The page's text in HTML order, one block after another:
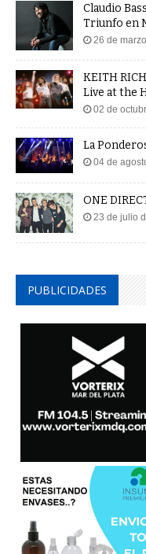
Claudio
Triunfo en
26 de
KEITH
Live at the
02 de
La
04 de
ONE
23 de julio
PUBLICIDADES